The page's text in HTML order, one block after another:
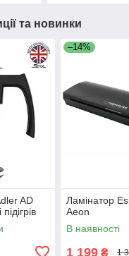
та новинки
AD
–14%
Ламінатор
Aeon
В наявності
1 199 ₴ 1